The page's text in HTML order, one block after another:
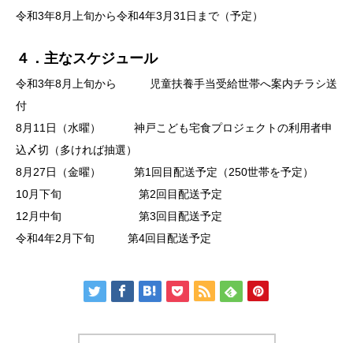
令和3年8月上旬から令和4年3月31日まで（予定）
４．主なスケジュール
令和3年8月上旬から 児童扶養手当受給世帯へ案内チラシ送
付
8月11日（水曜） 神戸こども宅食プロジェクトの利用者申
込〆切（多ければ抽選）
8月27日（金曜） 第1回目配送予定（250世帯を予定）
10月下旬 第2回目配送予定
12月中旬 第3回目配送予定
令和4年2月下旬 第4回目配送予定